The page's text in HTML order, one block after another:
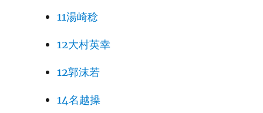
11湯崎稔
12大村英幸
12郭沫若
14名越操